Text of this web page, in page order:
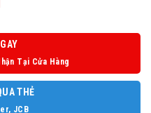
Tại Cửa Hàng
THẺ
JCB